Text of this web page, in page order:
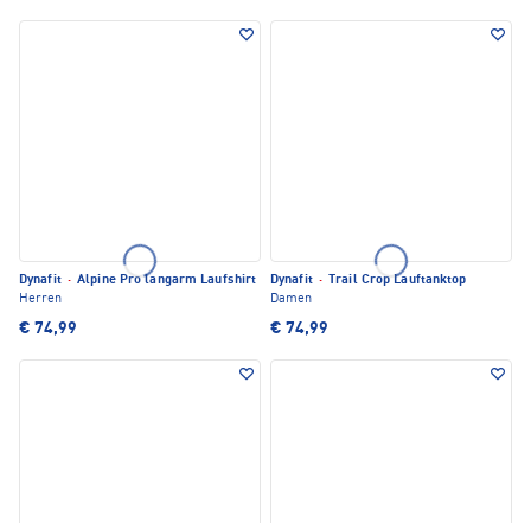
Dynafit · Alpine Pro langarm Laufshirt
Herren
€ 74,99
Dynafit ·
Trail Crop Lauftanktop
Damen
€ 74,99